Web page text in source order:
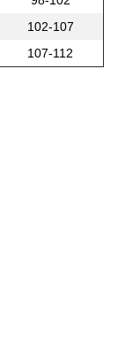
102-107
107-112